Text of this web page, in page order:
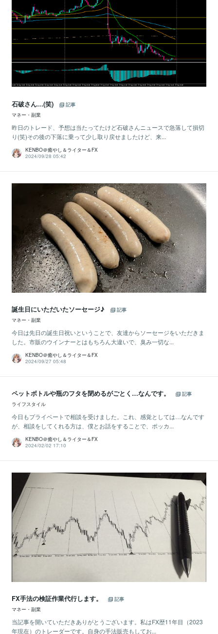
石破さん…(笑)
記事
マネー・副業
昨日のトレード、予想は当たってたけど石破さんニュースで急落して損切
り(笑)その後の下落に乗って少し取り戻せましたけど、来...
KENBO＠癒やし＆ライター＆FX
2024/09/28 05:42
誕生日にいただいたソーセージ♪
記事
マネー・副業
今日は先日の誕生日祝いということで、友達からソーセージをいただきま
した。市販のウインナーとはもちろん大違いで、臭み一切な...
KENBO＠癒やし＆ライター＆FX
2024/09/27 05:48
ペットボトルや瓶のフタを閉めるがごとく…なんです。
記事
ライフスタイル
今日もプライベートで相談を受けました。これ、感覚としては…なんです
が、相談をしてくれる方は、僕とお話をすることで、ポッカ...
KENBO＠癒やし＆ライター＆FX
2024/02/02 17:10
FX手法の検証作業代行します。
記事
マネー・副業
当記事を開いていただきありがとうございます。私はFX歴11年目（2023
年現在）のトレーダーです。自身の手法販売もしてお...